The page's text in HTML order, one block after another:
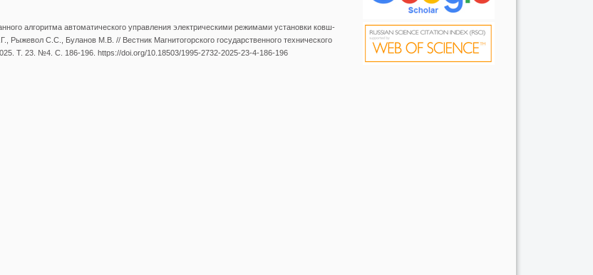
алгоритма автоматического управления электрическими режимами установки ковш-
Рыжевол С.С., Буланов М.В. // Вестник Магнитогорского государственного технического
Т. 23. №4. С. 186-196. https://doi.org/10.18503/1995-2732-2025-23-4-186-196